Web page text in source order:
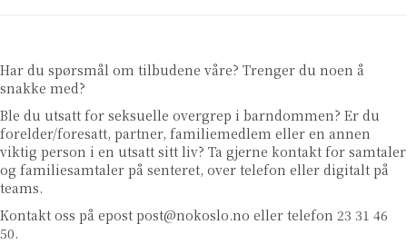
Har du spørsmål om tilbudene våre? Trenger du noen å
snakke med?
Ble du utsatt for seksuelle overgrep i barndommen? Er du
forelder/foresatt, partner, familiemedlem eller en annen
viktig person i en utsatt sitt liv? Ta gjerne kontakt for samtaler
og familiesamtaler på senteret, over telefon eller digitalt på
teams.
Kontakt oss på epost post@nokoslo.no eller telefon 23 31 46
50.